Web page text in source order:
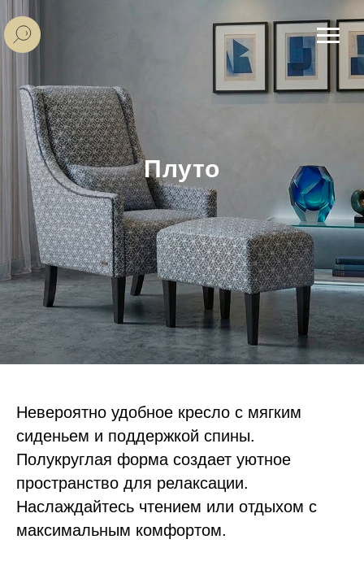
Плуто
Невероятно удобное кресло с мягким
сиденьем и поддержкой спины.
Полукруглая форма создает уютное
пространство для релаксации.
Наслаждайтесь чтением или отдыхом с
максимальным комфортом.